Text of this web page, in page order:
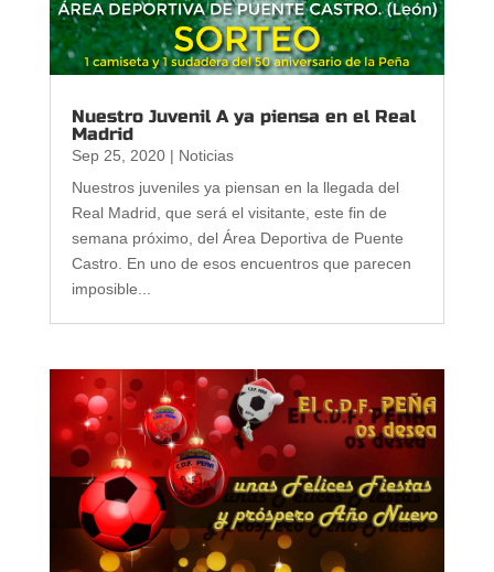
Nuestro Juvenil A ya piensa en el Real
Madrid
Sep 25, 2020| Noticias
Nuestros juveniles ya piensan en la llegada del
Real Madrid, que será el visitante, este fin de
semana próximo, del Área Deportiva de Puente
Castro. En uno de esos encuentros que parecen
imposible...